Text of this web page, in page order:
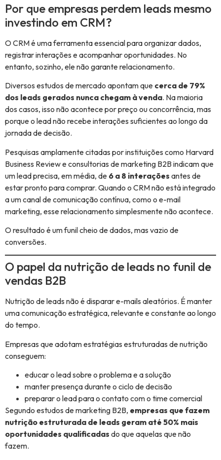
Por que empresas perdem leads mesmo
investindo em CRM?
O CRM é uma ferramenta essencial para organizar dados,
registrar interações e acompanhar oportunidades. No
entanto, sozinho, ele não garante relacionamento.
Diversos estudos de mercado apontam que cerca de 79%
dos leads gerados nunca chegam à venda. Na maioria
dos casos, isso não acontece por preço ou concorrência, mas
porque o lead não recebe interações suficientes ao longo da
jornada de decisão.
Pesquisas amplamente citadas por instituições como Harvard
Business Review e consultorias de marketing B2B indicam que
um lead precisa, em média, de 6 a 8 interações antes de
estar pronto para comprar. Quando o CRM não está integrado
a um canal de comunicação contínua, como o e-mail
marketing, esse relacionamento simplesmente não acontece.
O resultado é um funil cheio de dados, mas vazio de
conversões.
O papel da nutrição de leads no funil de
vendas B2B
Nutrição de leads não é disparar e-mails aleatórios. É manter
uma comunicação estratégica, relevante e constante ao longo
do tempo.
Empresas que adotam estratégias estruturadas de nutrição
conseguem:
educar o lead sobre o problema e a solução
manter presença durante o ciclo de decisão
preparar o lead para o contato com o time comercial
Segundo estudos de marketing B2B, empresas que fazem
nutrição estruturada de leads geram até 50% mais
oportunidades qualificadas do que aquelas que não
fazem.